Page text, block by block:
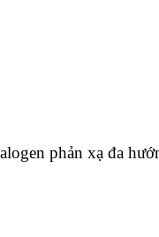
phản xạ đa